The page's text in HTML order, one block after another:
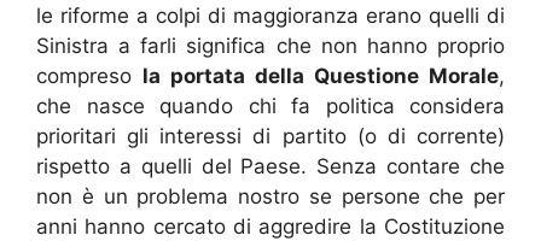
le riforme a colpi di maggioranza erano quelli di
Sinistra a farli significa che non hanno proprio
compreso la portata della Questione Morale,
che nasce quando chi fa politica considera
prioritari gli interessi di partito (o di corrente)
rispetto a quelli del Paese. Senza contare che
non è un problema nostro se persone che per
anni hanno cercato di aggredire la Costituzione